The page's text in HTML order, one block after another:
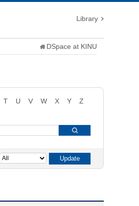
Library
DSpace at KINU
T U V W X Y
Z